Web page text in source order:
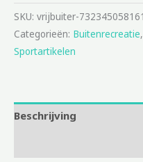
SKU: vrijbuiter-
Categorieën: Buitenrecreatie,
Sportartikelen
Beschrijving